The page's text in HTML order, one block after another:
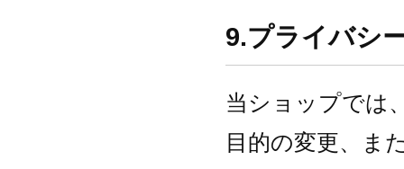
9.プライバシ
当ショップでは
目的の変更、ま